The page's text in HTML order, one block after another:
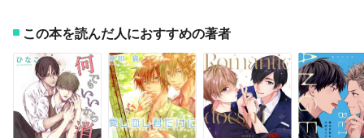
この本を読んだ人におすすめの著者